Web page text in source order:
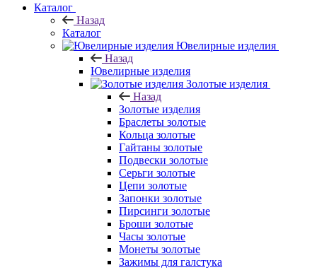
Каталог
Назад
Каталог
Ювелирные изделия
Назад
Ювелирные изделия
Золотые изделия
Назад
Золотые изделия
Браслеты золотые
Кольца золотые
Гайтаны золотые
Подвески золотые
Серьги золотые
Цепи золотые
Запонки золотые
Пирсинги золотые
Броши золотые
Часы золотые
Монеты золотые
Зажимы для галстука